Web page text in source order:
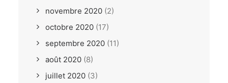
novembre 2020 (2)
octobre 2020 (17)
septembre 2020 (11)
août 2020 (8)
juillet 2020 (3)